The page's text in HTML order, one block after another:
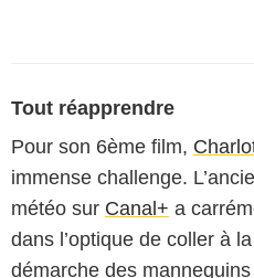
Tout réapprendre
Pour son 6ème film,
immense challenge.
météo sur Canal+ a
dans l’optique de coller à
démarche des